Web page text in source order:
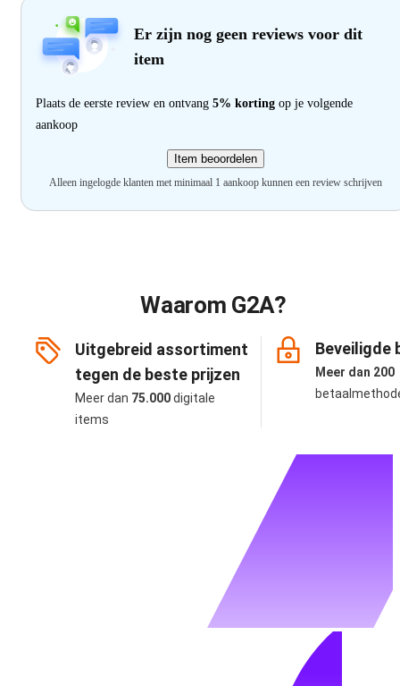
Er zijn nog geen reviews voor dit
item
Plaats de eerste review en ontvang 5% korting op je volgende
aankoop
Item beoordelen
Alleen ingelogde klanten met minimaal 1 aankoop kunnen een review schrijven
Waarom G2A?
Uitgebreid assortiment
tegen de beste prijzen
Meer dan 75.000digitale
items
Beveiligde
Meer dan 200